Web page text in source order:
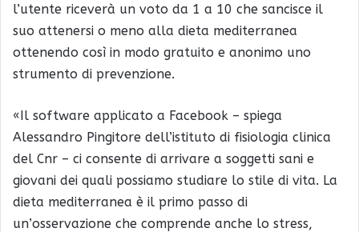
l’utente riceverà un voto da 1 a 10 che sancisce il
suo attenersi o meno alla dieta mediterranea
ottenendo così in modo gratuito e anonimo uno
strumento di prevenzione.
«Il software applicato a Facebook – spiega
Alessandro Pingitore dell’istituto di fisiologia clinica
del Cnr – ci consente di arrivare a soggetti sani e
giovani dei quali possiamo studiare lo stile di vita. La
dieta mediterranea è il primo passo di
un’osservazione che comprende anche lo stress,